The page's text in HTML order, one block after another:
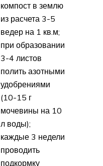
компост в землю
из расчета 3-5
ведер на 1 кв.м;
при образовании
3-4 листов
полить азотными
удобрениями
(10-15 г
мочевины на 10
л воды);
каждые 3 недели
проводить
подкормку